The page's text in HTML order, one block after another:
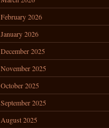
February 2026
January 2026
December 2025
November 2025
October 2025
September 2025
August 2025